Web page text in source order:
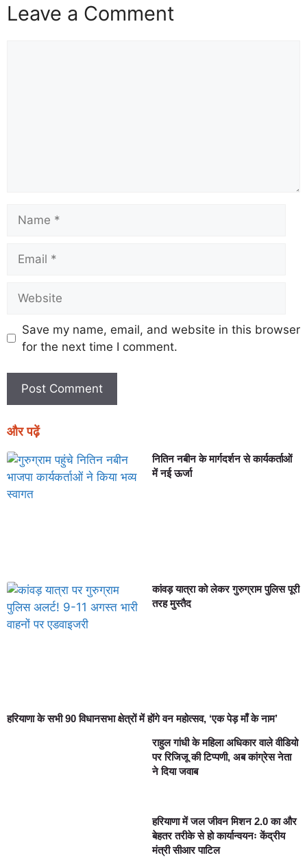
Leave a Comment
Save my name, email, and website in this browser
for the next time I comment.
और पढ़ें
नितिन नबीन के मार्गदर्शन से कार्यकर्ताओं
में नई ऊर्जा
कांवड़ यात्रा को लेकर गुरुग्राम पुलिस पूरी
तरह मुस्तैद
हरियाणा के सभी 90 विधानसभा क्षेत्रों में होंगे वन महोत्सव, ‘एक पेड़ माँ के नाम’
राहुल गांधी के महिला अधिकार वाले वीडियो
पर रिजिजू की टिप्पणी, अब कांग्रेस नेता
ने दिया जवाब
हरियाणा में जल जीवन मिशन 2.0 का और
बेहतर तरीके से हो कार्यान्वयनः केंद्रीय
मंत्री सीआर पाटिल